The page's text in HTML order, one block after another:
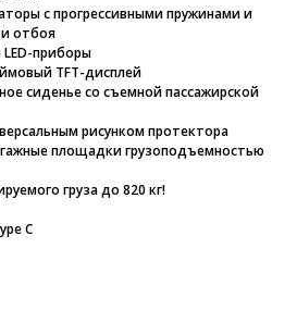
с прогрессивными пружинами и
и отбоя
приборы
TFT-дисплей
сиденье со съемной пассажирской
рисунком протектора
площадки грузоподъемностью
груза до 820 кг!
C